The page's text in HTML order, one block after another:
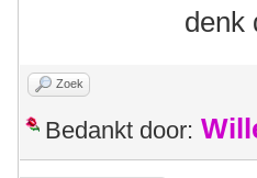
denk
Zoek
Bedankt door: